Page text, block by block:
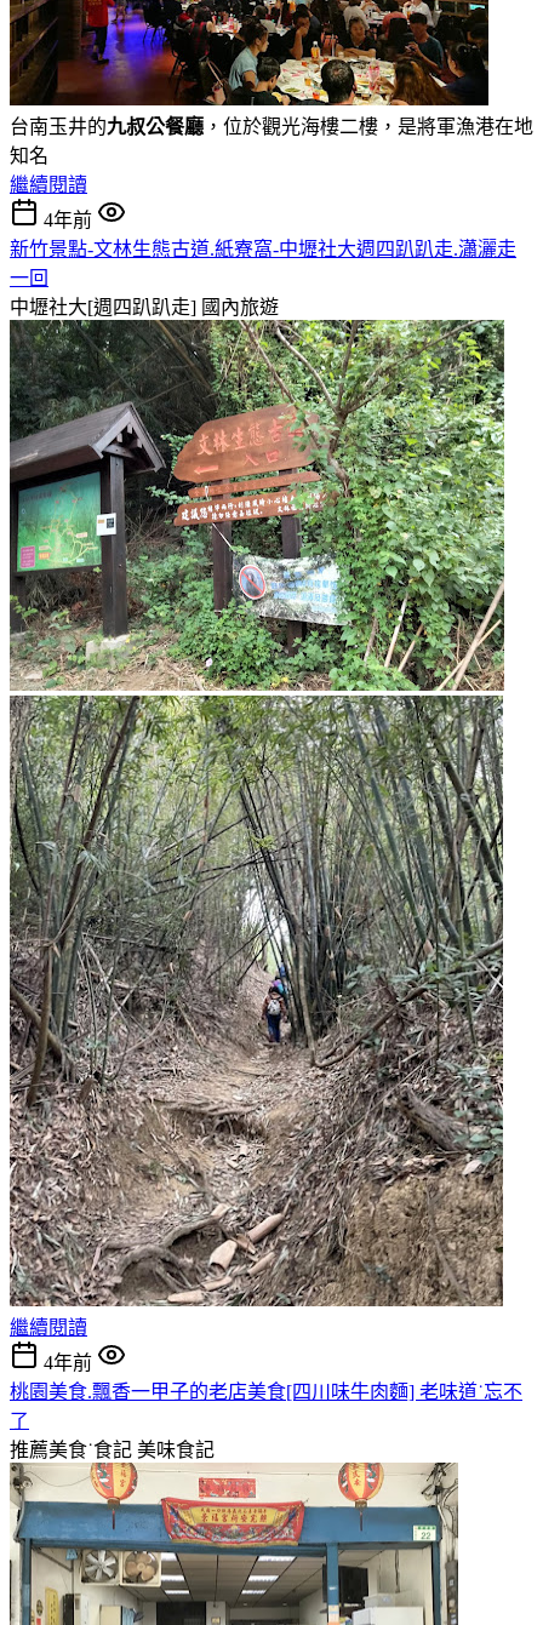
台南玉井的九叔公餐廳 ，位於觀光海樓二樓，是將軍漁港在地
知名
繼續閱讀
4年前
新竹景點-文林生態古道.紙寮窩-中壢社大週四趴趴走.瀟灑走
一回
中壢社大[週四趴趴走] 國內旅遊
繼續閱讀
4年前
桃園美食.飄香一甲子的老店美食[四川味牛肉麵] 老味道˙忘不
了
推薦美食˙食記 美味食記